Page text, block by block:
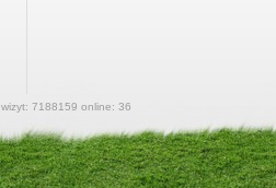
wizyt: 7188159 online: 36